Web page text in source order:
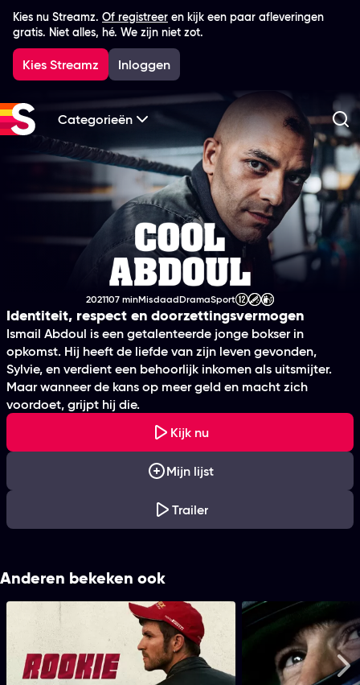
Kies nu Streamz. Of registreer en kijk een paar afleveringen
gratis. Niet alles, hé. We zijn niet zot.
Kies Streamz Inloggen
Categorieën
Cool Abdoul
Productiejaar
2021 Tijdsduur
107 min Genre
MisdaadGenre
Drama
Genre Sport
Leeftijdsclassificatie
Identiteit, respect en doorzettingsvermogen
Ismail Abdoul is een getalenteerde jonge bokser in
opkomst. Hij heeft de liefde van zijn leven gevonden,
Sylvie, en verdient een behoorlijk inkomen als uitsmijter.
Maar wanneer de kans op meer geld en macht zich
voordoet, grijpt hij die.
Kijk nu
Mijn lijst
Trailer
Anderen bekeken ook
Rookie